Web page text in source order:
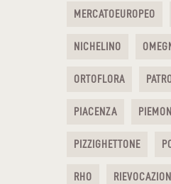
MERCATOEUROPEO
NICHELINO
ORTOFLORA
PIACENZA
PIZZIGHETTONE
RHO